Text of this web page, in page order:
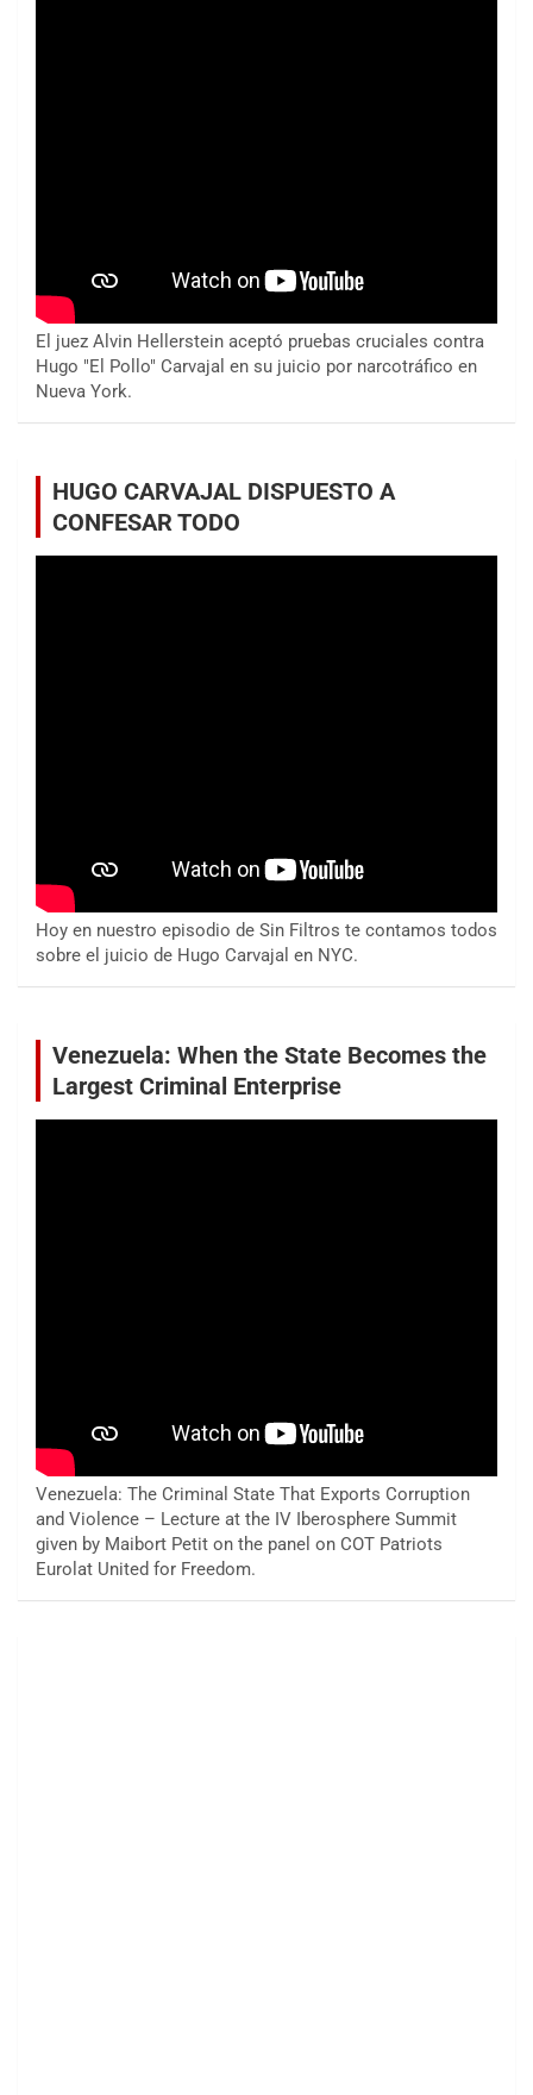
El juez Alvin Hellerstein aceptó pruebas cruciales contra
Hugo "El Pollo" Carvajal en su juicio por narcotráfico en
Nueva York.
HUGO CARVAJAL DISPUESTO A
CONFESAR TODO
Hoy en nuestro episodio de Sin Filtros te contamos todos
sobre el juicio de Hugo Carvajal en NYC.
Venezuela: When the State Becomes the
Largest Criminal Enterprise
Venezuela: The Criminal State That Exports Corruption
and Violence – Lecture at the IV Iberosphere Summit
given by Maibort Petit on the panel on COT Patriots
Eurolat United for Freedom.